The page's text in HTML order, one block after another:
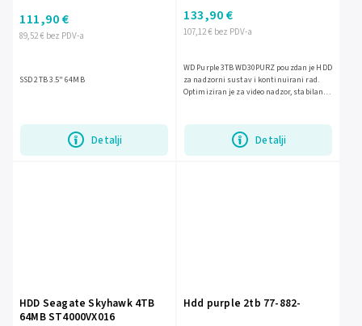
89,52 € bez PDV-a
111,90 €
Detalji
SSD 2TB 3.5" 64MB
107,12 € bez PDV-a
133,90 €
Detalji
WD Purple 3TB WD30PURZ pouzdan je HDD
za nadzorni sustav i kontinuirani rad.
Optimiziran je za video nadzor, stabilan
HDD Seagate Skyhawk 4TB
64MB ST4000VX016
Hdd purple 2tb 77-882-